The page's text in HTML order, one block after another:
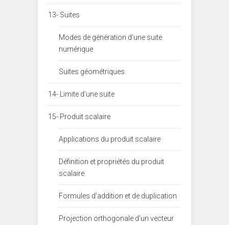
13- Suites
Modes de génération d’une suite
numérique
Suites géométriques
14- Limite d’une suite
15- Produit scalaire
Applications du produit scalaire
Définition et propriétés du produit
scalaire
Formules d’addition et de duplication
Projection orthogonale d’un vecteur